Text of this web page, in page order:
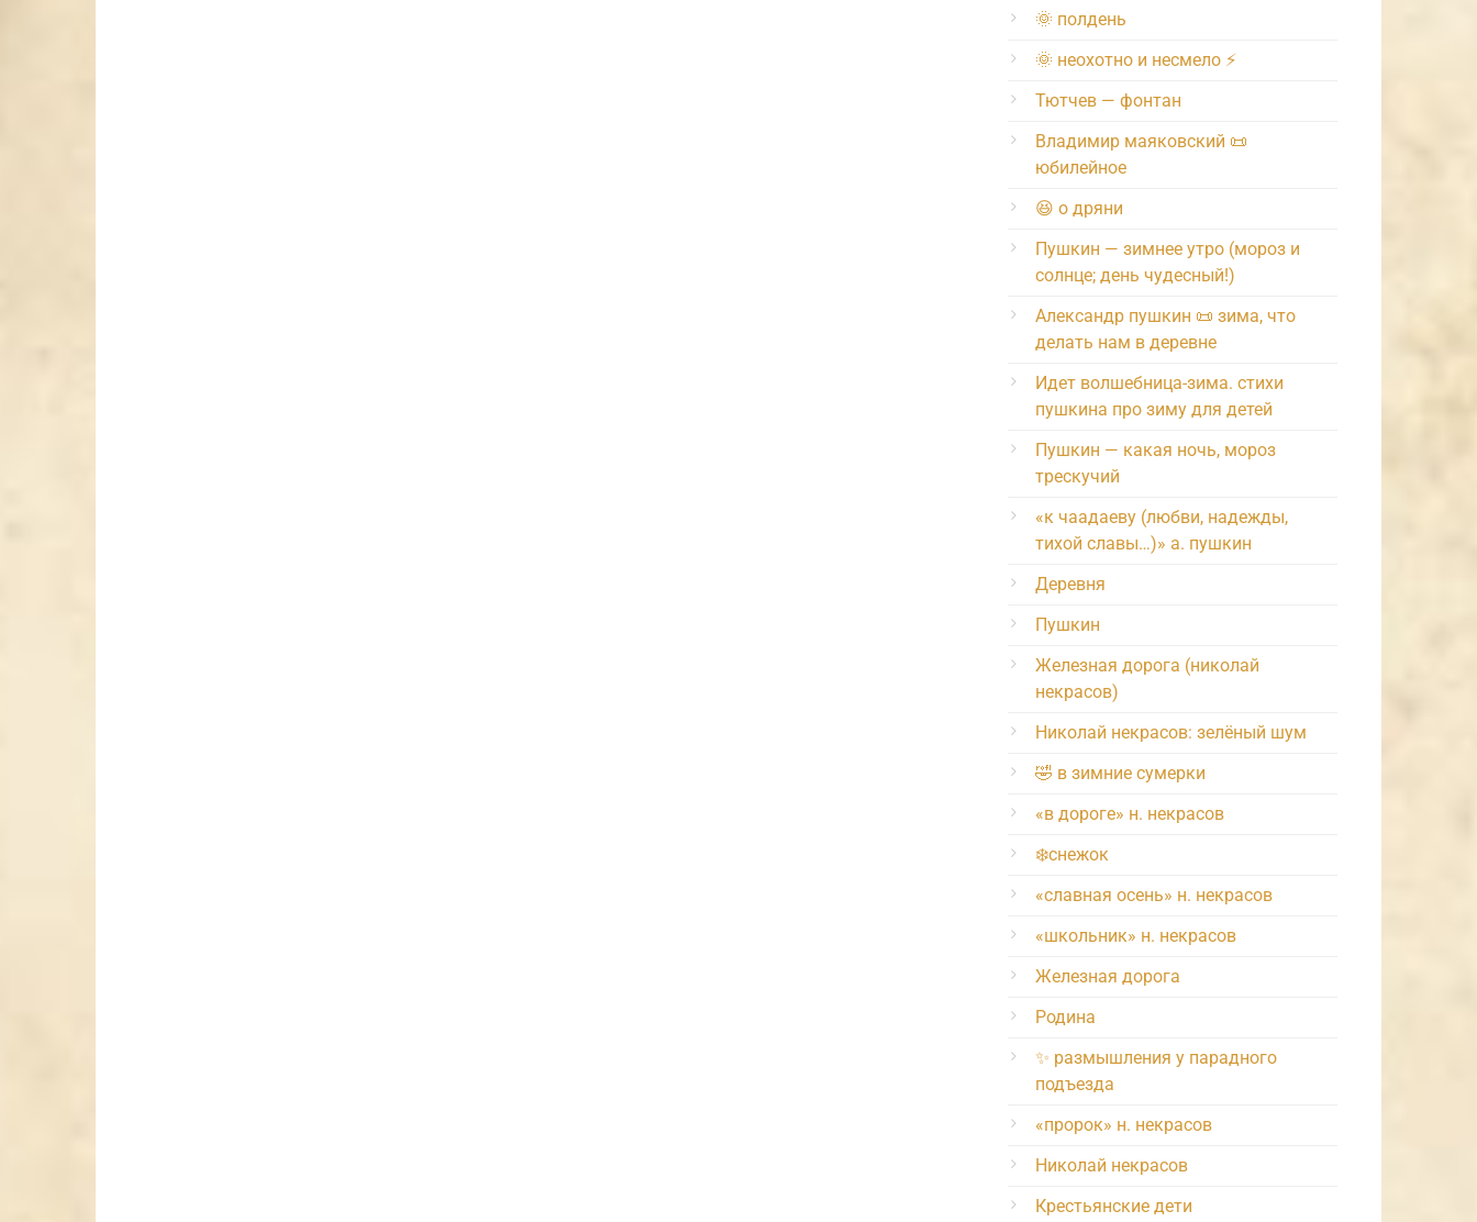
🌞 полдень
🌞 неохотно и несмело ⚡️
Тютчев — фонтан
Владимир маяковский 📜
юбилейное
😆 о дряни
Пушкин — зимнее утро (мороз и
солнце; день чудесный!)
Александр пушкин 📜 зима, что
делать нам в деревне
Идет волшебница-зима. стихи
пушкина про зиму для детей
Пушкин — какая ночь, мороз
трескучий
«к чаадаеву (любви, надежды,
тихой славы…)» а. пушкин
Деревня
Пушкин
Железная дорога (николай
некрасов)
Николай некрасов: зелёный шум
🤣 в зимние сумерки
«в дороге» н. некрасов
❄️снежок
«славная осень» н. некрасов
«школьник» н. некрасов
Железная дорога
Родина
✨ размышления у парадного
подъезда
«пророк» н. некрасов
Николай некрасов
Крестьянские дети